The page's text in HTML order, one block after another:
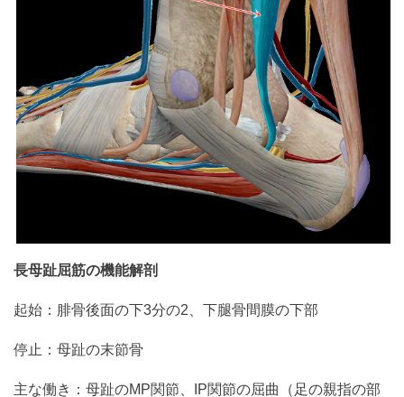
長母趾屈筋の機能解剖
起始：腓骨後面の下3分の2、下腿骨間膜の下部
停止：母趾の末節骨
主な働き：母趾のMP関節、IP関節の屈曲（足の親指の部